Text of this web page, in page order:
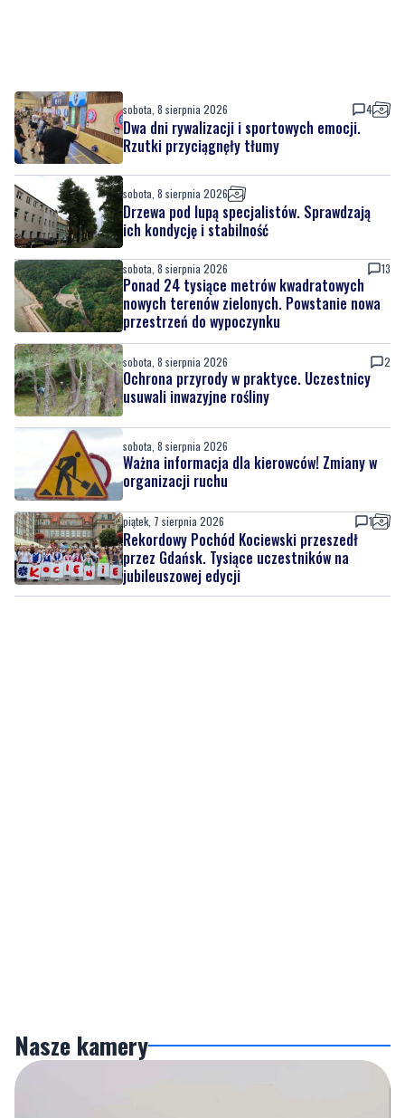
sobota, 8 sierpnia 2026 4
Dwa dni rywalizacji i sportowych emocji.
Rzutki przyciągnęły tłumy
sobota, 8 sierpnia 2026
Drzewa pod lupą specjalistów. Sprawdzają
ich kondycję i stabilność
sobota, 8 sierpnia 2026 13
Ponad 24 tysiące metrów kwadratowych
nowych terenów zielonych. Powstanie nowa
przestrzeń do wypoczynku
sobota, 8 sierpnia 2026 2
Ochrona przyrody w praktyce. Uczestnicy
usuwali inwazyjne rośliny
sobota, 8 sierpnia 2026
Ważna informacja dla kierowców! Zmiany w
organizacji ruchu
piątek, 7 sierpnia 2026 1
Rekordowy Pochód Kociewski przeszedł
przez Gdańsk. Tysiące uczestników na
jubileuszowej edycji
Nasze kamery